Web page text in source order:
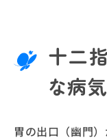
十二
な病
胃の出口（幽門